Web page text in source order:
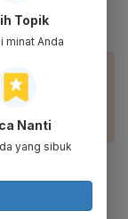
Fitur
Topik
minat Anda
Nanti
yang sibuk